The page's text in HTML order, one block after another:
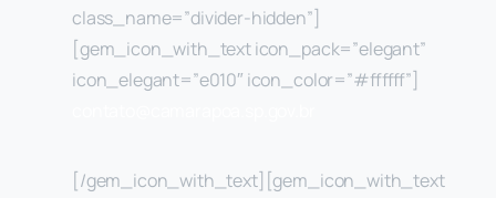
class_name=”divider-hidden”]
[gem_icon_with_text icon_pack=”elegant”
icon_elegant=”e010″ icon_color=”#ffffff”]
[/gem_icon_with_text][gem_icon_with_text